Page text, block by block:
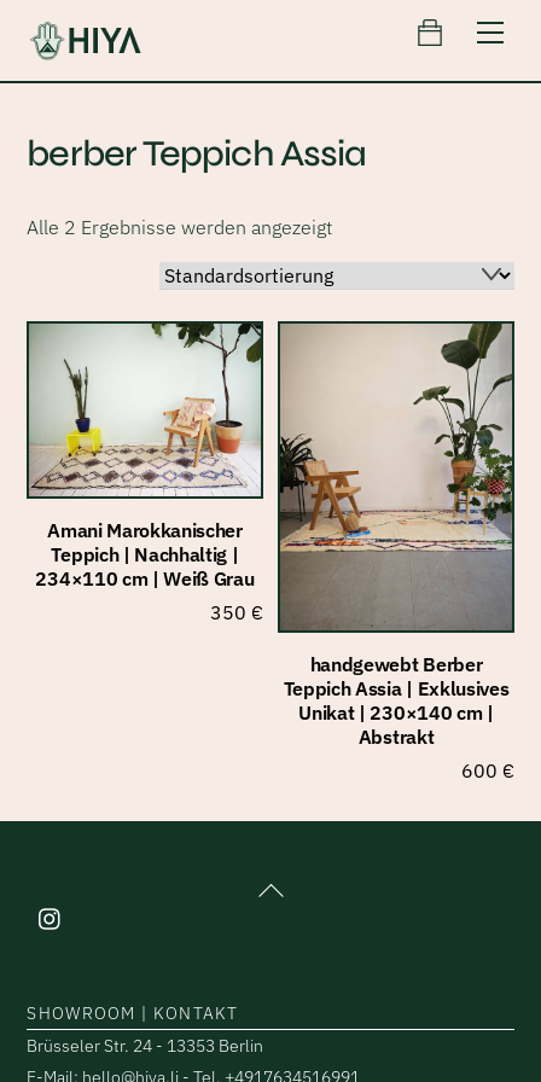
content
Cart
berber Teppich Assia
Alle 2 Ergebnisse werden angezeigt
Amani Marokkanischer
Teppich | Nachhaltig |
234×110 cm | Weiß Grau
350 €
handgewebt Berber
Teppich Assia | Exklusives
Unikat | 230×140 cm |
Abstrakt
600 €
Back
SHOWROOM | KONTAKT
Brüsseler Str. 24 - 13353 Berlin
E-Mail: hello@hiya.li - Tel. +4917634516991